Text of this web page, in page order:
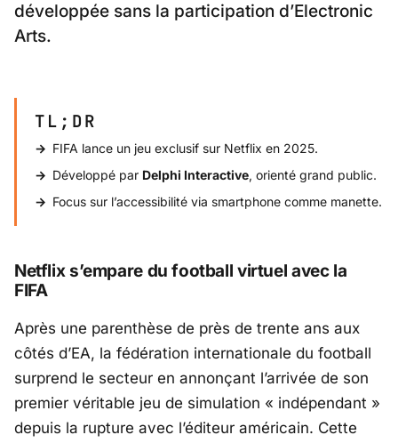
développée sans la participation d’Electronic
Arts.
TL;DR
FIFA lance un jeu exclusif sur Netflix en 2025.
Développé par Delphi Interactive, orienté grand public.
Focus sur l’accessibilité via smartphone comme manette.
Netflix s’empare du football virtuel avec la
FIFA
Après une parenthèse de près de trente ans aux
côtés d’EA, la fédération internationale du football
surprend le secteur en annonçant l’arrivée de son
premier véritable jeu de simulation « indépendant »
depuis la rupture avec l’éditeur américain. Cette